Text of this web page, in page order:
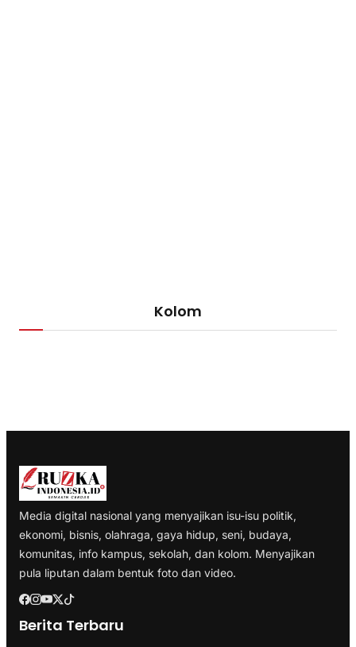
Kolom
Media digital nasional yang menyajikan isu-isu politik,
ekonomi, bisnis, olahraga, gaya hidup, seni, budaya,
komunitas, info kampus, sekolah, dan kolom. Menyajikan
pula liputan dalam bentuk foto dan video.
Berita Terbaru